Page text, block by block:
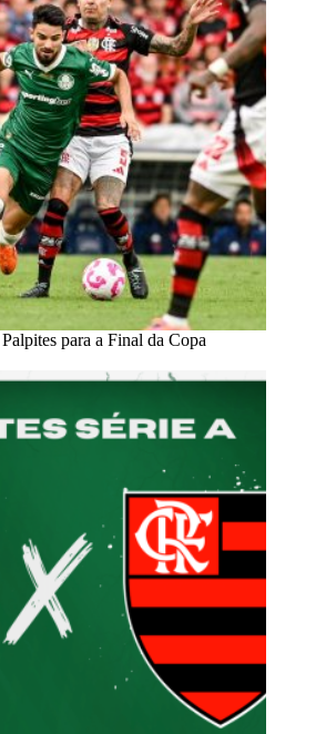
para a Final da Copa